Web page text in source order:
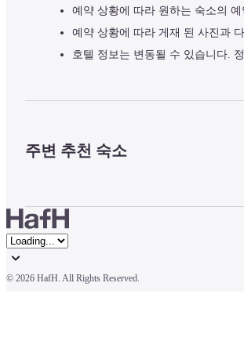
예약 상황에 따라 원하는 숙소의
예약 상황에 따라 게재 된 사진과
호텔 정보는 변동될 수 있습니다.
주변 추천 숙소
© 2026 HafH. All Rights Reserved.